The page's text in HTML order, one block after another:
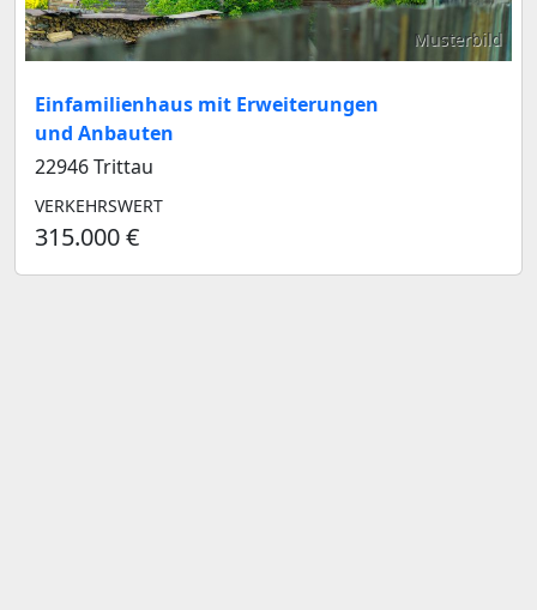
Musterbild
Einfamilienhaus mit Erweiterungen
und Anbauten
22946 Trittau
VERKEHRSWERT
315.000 €